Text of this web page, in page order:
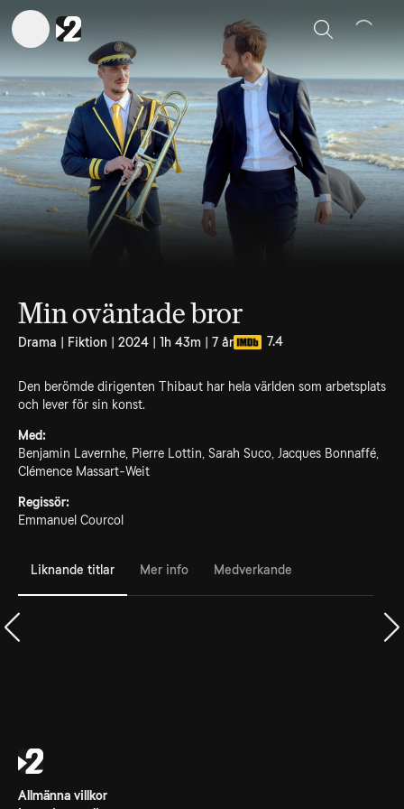
Sök
Min oväntade bror
Drama | Fiktion | 2024 | 1h 43m | 7 år 7.4
Den berömde dirigenten Thibaut har hela världen som arbetsplats
och lever för sin konst.
Med:
Benjamin Lavernhe, Pierre Lottin, Sarah Suco, Jacques Bonnaffé,
Clémence Massart-Weit
Regissör:
Emmanuel Courcol
Liknande titlar Mer info Medverkande
Allmänna villkor